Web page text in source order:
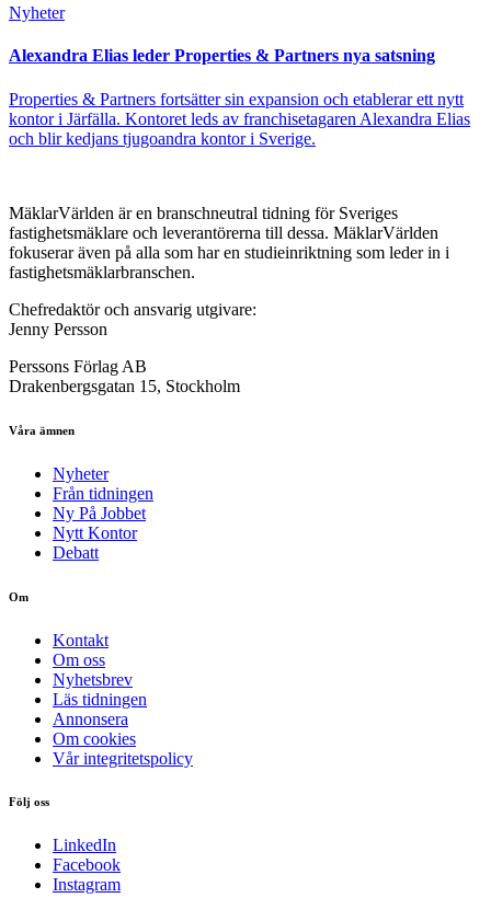
Nyheter
Alexandra Elias leder Properties & Partners nya satsning
Properties & Partners fortsätter sin expansion och etablerar ett nytt
kontor i Järfälla. Kontoret leds av franchisetagaren Alexandra Elias
och blir kedjans tjugoandra kontor i Sverige.
MäklarVärlden är en branschneutral tidning för Sveriges
fastighetsmäklare och leverantörerna till dessa. MäklarVärlden
fokuserar även på alla som har en studieinriktning som leder in i
fastighetsmäklarbranschen.
Chefredaktör och ansvarig utgivare:
Jenny Persson
Perssons Förlag AB
Drakenbergsgatan 15, Stockholm
Våra ämnen
Nyheter
Från tidningen
Ny På Jobbet
Nytt Kontor
Debatt
Om
Kontakt
Om oss
Nyhetsbrev
Läs tidningen
Annonsera
Om cookies
Vår integritetspolicy
Följ oss
LinkedIn
Facebook
Instagram